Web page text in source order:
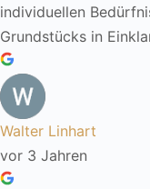
individuellen
Grundstücks in
Walter Linhart
vor 3 Jahren